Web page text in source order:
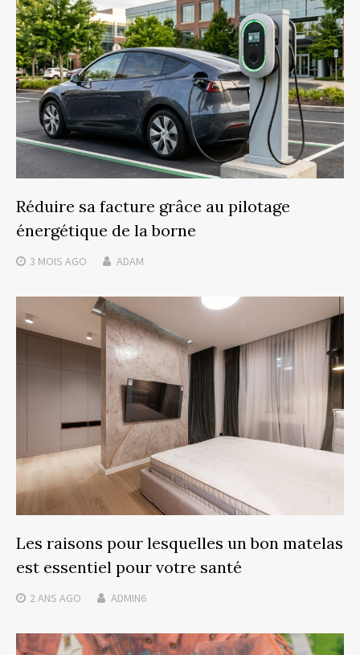
Réduire sa facture grâce au pilotage
énergétique de la borne
3 MOIS AGO ADAM
Les raisons pour lesquelles un bon matelas
est essentiel pour votre santé
2 ANS AGO ADMIN6